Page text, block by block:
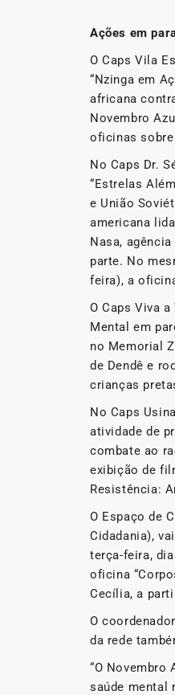
Ações em
O Caps Vila
“Nzinga em
africana
Novembro
oficinas
No Caps Dr.
“Estrelas
e União
americana
Nasa,
parte. No
feira), a
O Caps Viva
Mental em
no Memorial
de Dendê e
crianças
No Caps
atividade de
combate ao
exibição de
Resistência:
O Espaço de
Cidadania),
terça-feira,
oficina
Cecília, a
O
da rede
“O Novembro
saúde mental